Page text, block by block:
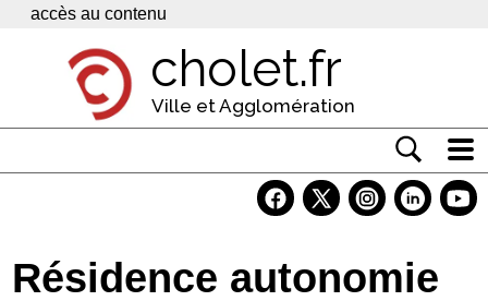
Panneau de gestion des cookies
accès au contenu
cholet.fr
Ville et Agglomération
Economie
Résidence autonomie